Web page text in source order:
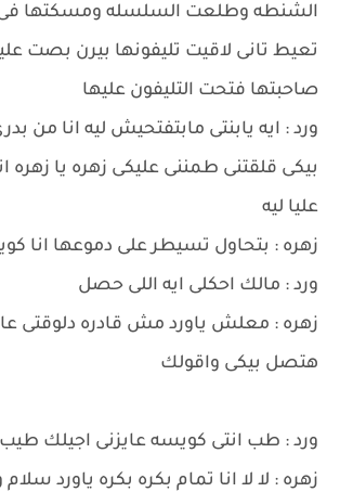
الشنطه وطلعت السلسله ومسكتها فى
تعيط تانى لاقيت تليفونها بيرن بصت
صاحبتها فتحت التليفون عليها
ورد : ايه يابنتى مابتفتحيش ليه انا من
بيكى قلقتنى طمننى عليكى زهره يا زهره
عليا ليه
زهره : بتحاول تسيطر على دموعها انا
ورد : مالك احكلى ايه اللى حصل
زهره : معلش ياورد مش قادره دلوقتى
هتصل بيكى واقولك
ورد : طب انتى كويسه عايزنى اجيلك طيب
زهره : لا لا انا تمام بكره بكره ياورد